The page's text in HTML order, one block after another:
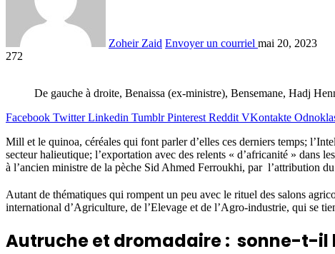
Zoheir Zaid Envoyer un courriel mai 20, 2023
272
De gauche à droite, Benaissa (ex-ministre), Bensemane, Hadj
Facebook Twitter Linkedin Tumblr Pinterest Reddit VKontakte
Mill et le quinoa, céréales qui font parler d’elles ces derniers temps;
secteur halieutique; l’exportation avec des relents « d’africanité » dans
à l’ancien ministre de la pèche Sid Ahmed Ferroukhi, par l’attribution
Autant de thématiques qui rompent un peu avec le rituel des salons
international d’Agriculture, de l’Elevage et de l’Agro-industrie, qui se
Autruche et dromadaire : sonne-t-il